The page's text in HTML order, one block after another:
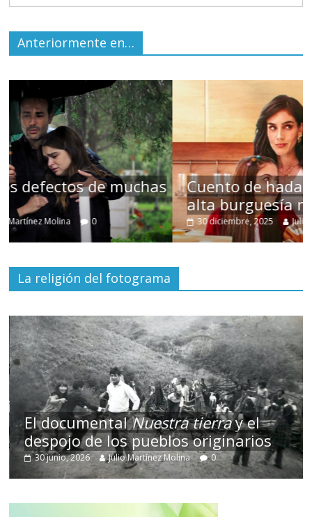
Anteriormente en…
Cuento de hadas interclasista en la
alta burguesía mexicana
30 diciembre, 2025 Julio Martínez Molina 0
La religión del fotograma
El documentalNuestra tierray el
despojo de los pueblos originarios
30 junio, 2026 Julio Martínez Molina 0